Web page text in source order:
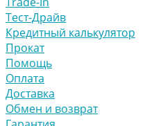
Тест-Драйв
Кредитный калькулятор
Прокат
Помощь
Оплата
Доставка
Обмен и возврат